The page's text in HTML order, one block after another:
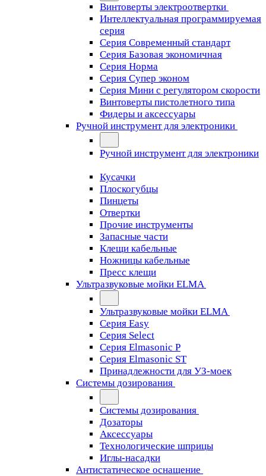
Винтоверты электроотвертки
Интеллектуальная программируемая
серия
Серия Современный стандарт
Серия Базовая экономичная
Серия Норма
Серия Cупер эконом
Серия Мини с регулятором скорости
Винтоверты пистолетного типа
Фидеры и аксессуары
Ручной инструмент для электроники
Ручной инструмент для электроники
Кусачки
Плоскогубцы
Пинцеты
Отвертки
Прочие инструменты
Запасные части
Клещи кабельные
Ножницы кабельные
Пресс клещи
Ультразвуковые мойки ELMA
Ультразвуковые мойки ELMA
Серия Easy
Серия Select
Серия Elmasonic P
Серия Elmasonic ST
Принадлежности для УЗ-моек
Системы дозирования
Системы дозирования
Дозаторы
Аксессуары
Технологические шприцы
Иглы-насадки
Антистатическое оснащение